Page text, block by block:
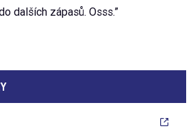
dalších zápasů. Osss.”